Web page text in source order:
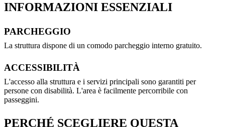
INFORMAZIONI ESSENZIALI
PARCHEGGIO
La struttura dispone di un comodo parcheggio interno gratuito.
ACCESSIBILITÀ
L'accesso alla struttura e i servizi principali sono garantiti per
persone con disabilità. L'area è facilmente percorribile con
passeggini.
PERCHÉ SCEGLIERE QUESTA